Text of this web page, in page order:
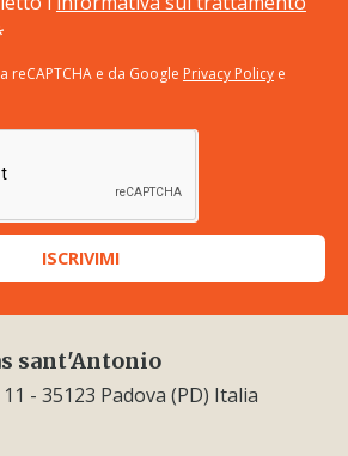
e da Google Privacy Policye
ISCRIVIMI
sant'Antonio
- 35123 Padova (PD) Italia